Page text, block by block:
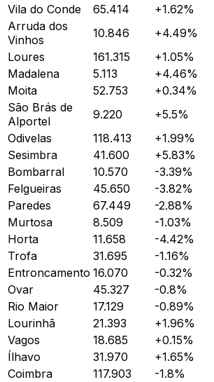
Vila do Conde
65.414 +1.62%
Arruda dos
Vinhos
10.846 +4.49%
Loures
161.315 +1.05%
Madalena
5.113 +4.46%
Moita
52.753 +0.34%
São Brás de
Alportel
9.220 +5.5%
Odivelas
118.413 +1.99%
Sesimbra
41.600 +5.83%
Bombarral
10.570 -3.39%
Felgueiras
45.650 -3.82%
Paredes
67.449 -2.88%
Murtosa
8.509 -1.03%
Horta
11.658 -4.42%
Trofa
31.695 -1.16%
Entroncamento 16.070 -0.32%
Ovar
45.327 -0.8%
Rio Maior
17.129 -0.89%
Lourinhã
21.393 +1.96%
Vagos
18.685 +0.15%
Ílhavo
31.970 +1.65%
Coimbra
117.903 -1.8%